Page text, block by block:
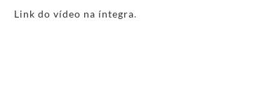
Link do vídeo na íntegra.